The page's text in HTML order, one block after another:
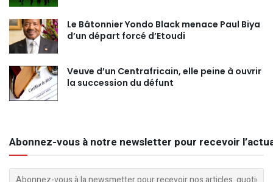
Le Bâtonnier Yondo Black menace Paul Biya
d’un départ forcé d’Etoudi
Veuve d’un Centrafricain, elle peine à ouvrir
la succession du défunt
Abonnez-vous à notre newsletter pour recevoir